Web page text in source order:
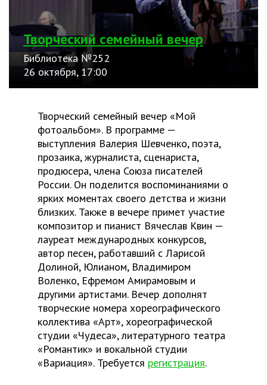
Творческий семейный вечер
Библиотека №252
26 октября, 17:00
Творческий семейный вечер «Мой
фотоальбом». В программе —
выступления Валерия Шевченко, поэта,
прозаика, журналиста, сценариста,
продюсера, члена Союза писателей
России. Он поделится воспоминаниями о
ярких моментах своего детства и жизни
близких. Также в вечере примет участие
композитор и пианист Вячеслав Квин —
лауреат международных конкурсов,
автор песен, работавший с Ларисой
Долиной, Юлианом, Владимиром
Воленко, Ефремом Амирамовым и
другими артистами. Вечер дополнят
творческие номера хореографического
коллектива «Арт», хореографической
студии «Чудеса», литературного театра
«Романтик» и вокальной студии
«Вариация». Требуется регистрация.